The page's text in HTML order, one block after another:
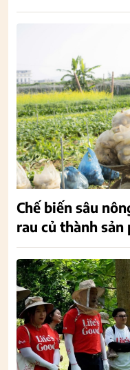
Chế biến sâu
rau củ thành